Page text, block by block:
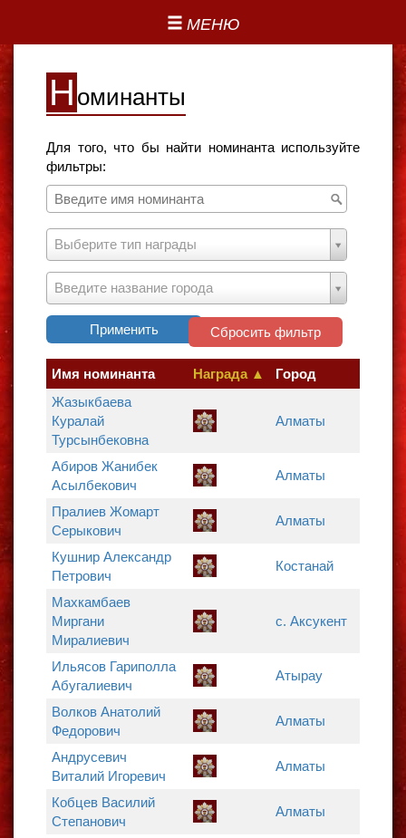
МЕНЮ
Н оминанты
Для того, что бы найти номинанта используйте
фильтры:
Выберите тип награды
Введите название города
Применить Сбросить фильтр
Имя номинанта Награда ▲
Город
Жазыкбаева
Куралай
Турсынбековна
Алматы
Абиров Жанибек
Асылбекович
Алматы
Пралиев Жомарт
Серыкович
Алматы
Кушнир Александр
Петрович
Костанай
Махкамбаев
Миргани
Миралиевич
с. Аксукент
Ильясов Гариполла
Абугалиевич
Атырау
Волков Анатолий
Федорович
Алматы
Андрусевич
Виталий Игоревич
Алматы
Кобцев Василий
Степанович
Алматы